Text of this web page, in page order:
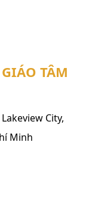
TÂM
City,
Minh